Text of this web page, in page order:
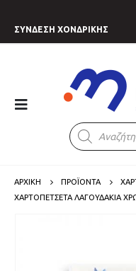
ΣΥΝΔΕΣΗ ΧΟΝΔΡΙΚΗΣ
Products
search
ΑΡΧΙΚΗ ΠΡΟΪΟΝΤΑ
ΧΑΡΤΟΠΕΤΣΈΤΑ ΛΑΓΟΥΔΆΚΙΑ